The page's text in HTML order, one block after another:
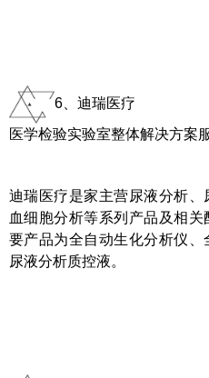
6、迪瑞医疗
医学检验实验室整体解决方案
迪瑞医疗是家主营尿液分析、
血细胞分析等系列产品及相
要产品为全自动生化分析仪
尿液分析质控液。